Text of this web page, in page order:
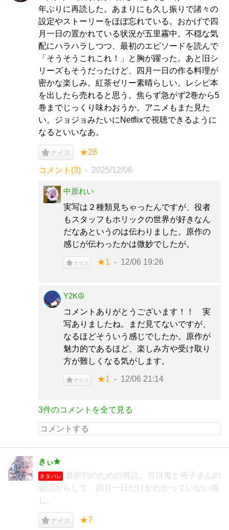
年ぶりに再読した。あまりにも久し振りで諸々の
設定やストーリーをほぼ忘れている。おかげで四
月一日の置かれている状況が五里霧中。不穏な気
配にハラハラしつつ、最初のエピソードを読んで
「そうそうこれこれ！」と胸が躍った。あと旧シ
リーズもそうだったけど、四月一日の作る料理が
密かな楽しみ。紅茶ゼリー素晴らしい。レシピ本
を出したら売れると思う。焦らず急がず2巻から5
巻までじっくり味わおうか。アニメもまた見た
い。ジョジョみたいにNetflixで視聴できるように
なるといいなあ。
ナイス ★28
コメント(3) 2025/12/06
中原れい
実写は２種類見ちゃったんですが、役者
もスタッフもホリックの世界が好きなん
だなあというのは伝わりました。原作の
感じが伝わったかは微妙でしたが。
ナイス ★1 12/06 19:26
Y2K☮
コメントありがとうございます！！ 実
写ありましたね。まだ見てないですが、
なるほどそういう感じでしたか。原作が
魅力的であるほど、楽しみ方や受け取り
方が難しくなる気がします。
ナイス ★1 12/06 21:14
3件のコメントを全て見る
きぃ✬
ネタバレ
最新刊のための再読。百目鬼と侑子さんの
会話からして、四月一日だけがわかっていない感
じ。
ナイス ★7